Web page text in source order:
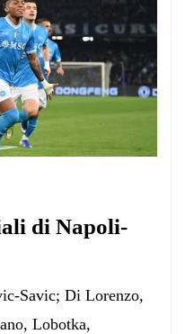
di Napoli-
Savic; Di Lorenzo,
Lobotka,